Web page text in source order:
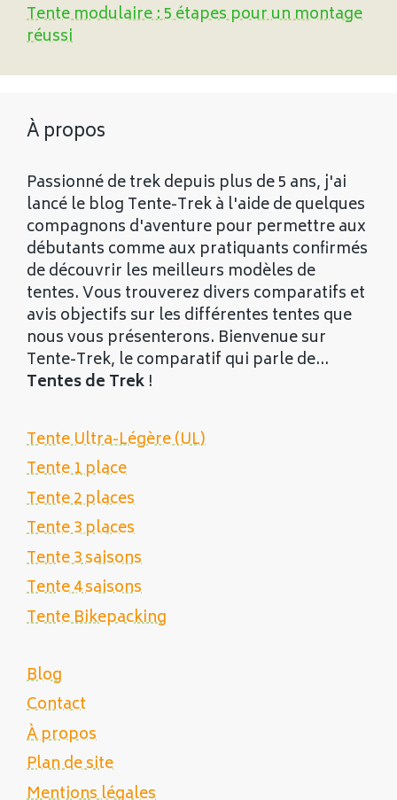
Tente modulaire : 5 étapes pour un montage
réussi
À propos
Passionné de trek depuis plus de 5 ans, j'ai
lancé le blog Tente-Trek à l'aide de quelques
compagnons d'aventure pour permettre aux
débutants comme aux pratiquants confirmés
de découvrir les meilleurs modèles de
tentes. Vous trouverez divers comparatifs et
avis objectifs sur les différentes tentes que
nous vous présenterons. Bienvenue sur
Tente-Trek, le comparatif qui parle de...
Tentes de Trek !
Tente Ultra-Légère (UL)
Tente 1 place
Tente 2 places
Tente 3 places
Tente 3 saisons
Tente 4 saisons
Tente Bikepacking
Blog
Contact
À propos
Plan de site
Mentions légales